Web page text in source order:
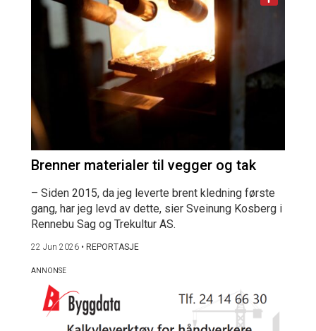
Brenner materialer til vegger og tak
– Siden 2015, da jeg leverte brent kledning første
gang, har jeg levd av dette, sier Sveinung Kosberg i
Rennebu Sag og Trekultur AS.
22 Jun 2026 • REPORTASJE